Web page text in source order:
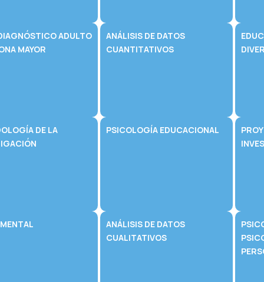
ADULTO
MAYOR
DE LA
ANÁLISIS DE DATOS
CUANTITATIVOS
PSICOLOGÍA EDUCACIONAL
ANÁLISIS DE DATOS
CUALITATIVOS